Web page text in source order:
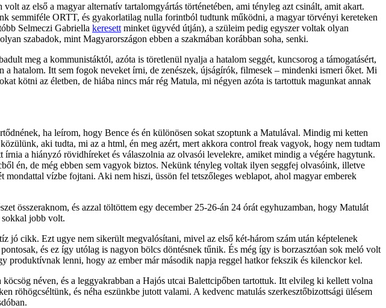
az első a magyar alternatív tartalomgyártás történetében, ami tényleg azt csinált, amit akart.
semmiféle ORTT, és gyakorlatilag nulla forintból tudtunk működni, a magyar törvényi kereteken
Selmeczi Gabriella keresett minket ügyvéd útján), a szüleim pedig egyszer voltak olyan
szabadok, mint Magyarországon ebben a szakmában korábban soha, senki.
meg a kommunistáktól, azóta is töretlenül nyalja a hatalom seggét, kuncsorog a támogatásért,
hatalom. Itt sem fogok neveket írni, de zenészek, újságírók, filmesek – mindenki ismeri őket. Mi
kötni az életben, de hiába nincs már rég Matula, mi négyen azóta is tartottuk magunkat annak
ha leírom, hogy Bence és én különösen sokat szoptunk a Matulával. Mindig mi ketten
aki tudta, mi az a html, én meg azért, mert akkora control freak vagyok, hogy nem tudtam
a hiányzó rövidhíreket és válaszolnia az olvasói levelekre, amiket mindig a végére hagytunk.
én, de még ebben sem vagyok biztos. Nekünk tényleg voltak ilyen seggfej olvasóink, illetve
vízbe fojtani. Aki nem hiszi, üssön fel tetszőleges weblapot, ahol magyar emberek
összeraknom, és azzal töltöttem egy december 25-26-án 24 órát egyhuzamban, hogy Matulát
sokkal jobb volt.
cikk. Ezt ugye nem sikerült megvalósítani, mivel az első két-három szám után képtelenek
és ez így utólag is nagyon bölcs döntésnek tűnik. És még így is borzasztóan sok meló volt
produktívnak lenni, hogy az ember már második napja reggel hatkor fekszik és kilenckor kel.
néven, és a leggyakrabban a Hajós utcai Balettcipőben tartottuk. Itt elvileg ki kellett volna
röhögcséltünk, és néha eszünkbe jutott valami. A kedvenc matulás szerkesztőbizottsági ülésem